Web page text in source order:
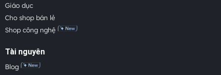
Giáo dục
Cho shop bán lẻ
Shop công nghệ
Tài nguyên
Blog